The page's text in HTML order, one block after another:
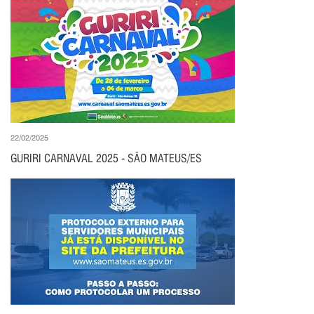
22/02/2025
GURIRI CARNAVAL 2025 - SÃO MATEUS/ES